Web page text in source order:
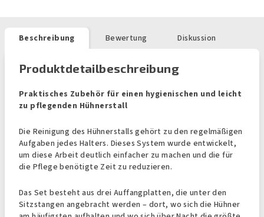
Beschreibung Bewertung Diskussion
Produktdetailbeschreibung
Praktisches Zubehör für einen hygienischen und leicht
zu pflegenden Hühnerstall
Die Reinigung des Hühnerstalls gehört zu den regelmäßigen
Aufgaben jedes Halters. Dieses System wurde entwickelt,
um diese Arbeit deutlich einfacher zu machen und die für
die Pflege benötigte Zeit zu reduzieren.
Das Set besteht aus drei Auffangplatten, die unter den
Sitzstangen angebracht werden – dort, wo sich die Hühner